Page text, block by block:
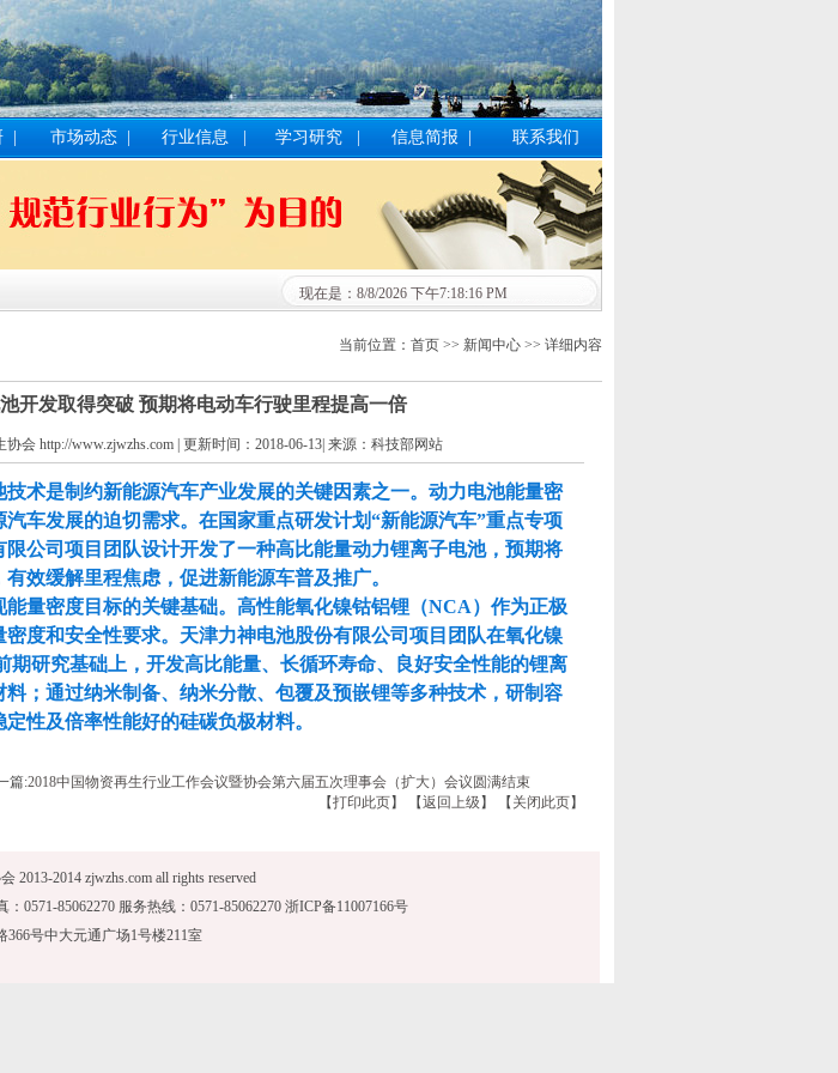
市场动态 行业信息 学习研究 信息简报 联系我们
现在是：8/8/2026 下午7:18:16 PM
当前位置：首页 >> 新闻中心 >> 详细内容
开发取得突破 预期将电动车行驶里程提高一倍
会 http://www.zjwzhs.com | 更新时间：2018-06-13| 来源：科技部网站
术是制约新能源汽车产业发展的关键因素之一。动力电池能量密
车发展的迫切需求。在国家重点研发计划“新能源汽车”重点专项
公司项目团队设计开发了一种高比能量动力锂离子电池，预期将
效缓解里程焦虑，促进新能源车普及推广。
量密度目标的关键基础。高性能氧化镍钴铝锂（NCA）作为正极
度和安全性要求。天津力神电池股份有限公司项目团队在氧化镍
期研究基础上，开发高比能量、长循环寿命、良好安全性能的锂离
；通过纳米制备、纳米分散、包覆及预嵌锂等多种技术，研制容
性及倍率性能好的硅碳负极材料。
篇:2018中国物资再生行业工作会议暨协会第六届五次理事会（扩大）会议圆满结束
【打印此页】 【返回上级 】 【 关闭此页】
2013-2014 zjwzhs.com all rights reserved
：0571-85062270 服务热线：0571-85062270 浙ICP备11007166号
366号中大元通广场1号楼211室